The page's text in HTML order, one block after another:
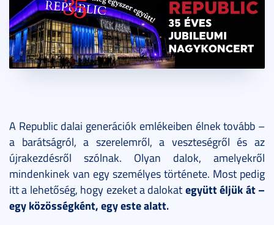
A Republic dalai generációk emlékeiben élnek tovább –
a barátságról, a szerelemről, a veszteségről és az
újrakezdésről szólnak. Olyan dalok, amelyekről
mindenkinek van egy személyes története. Most pedig
itt a lehetőség, hogy ezeket a dalokat együtt éljük át –
egy közösségként, egy este alatt.